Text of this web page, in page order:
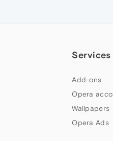
Services
Add-ons
Opera
Wallpapers
Opera Ads